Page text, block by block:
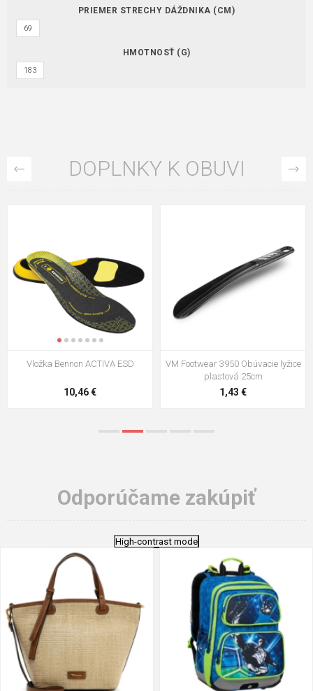
PRIEMER STRECHY DÁŽDNIKA (CM)
69
HMOTNOSŤ (G)
183
DOPLNKY K OBUVI
VM Footwear 3009 Vkladacia
5,21 €
VM Footwear 3102 Šnúrky ploché
0,79 €
Odporúčame zakúpiť
High-contrast mode